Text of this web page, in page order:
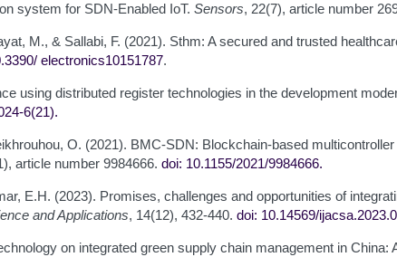
system for SDN-Enabled IoT. Sensors, 22(7), article number
M., & Sallabi, F. (2021). Sthm: A secured and trusted
electronics10151787.
using distributed register technologies in the development
6(21).
O. (2021). BMC-SDN: Blockchain-based
article number 9984666. doi: 10.1155/2021/9984666.
E.H. (2023). Promises, challenges and opportunities of
and Applications, 14(12), 432-440. doi: 10.14569/
on integrated green supply chain management in China: